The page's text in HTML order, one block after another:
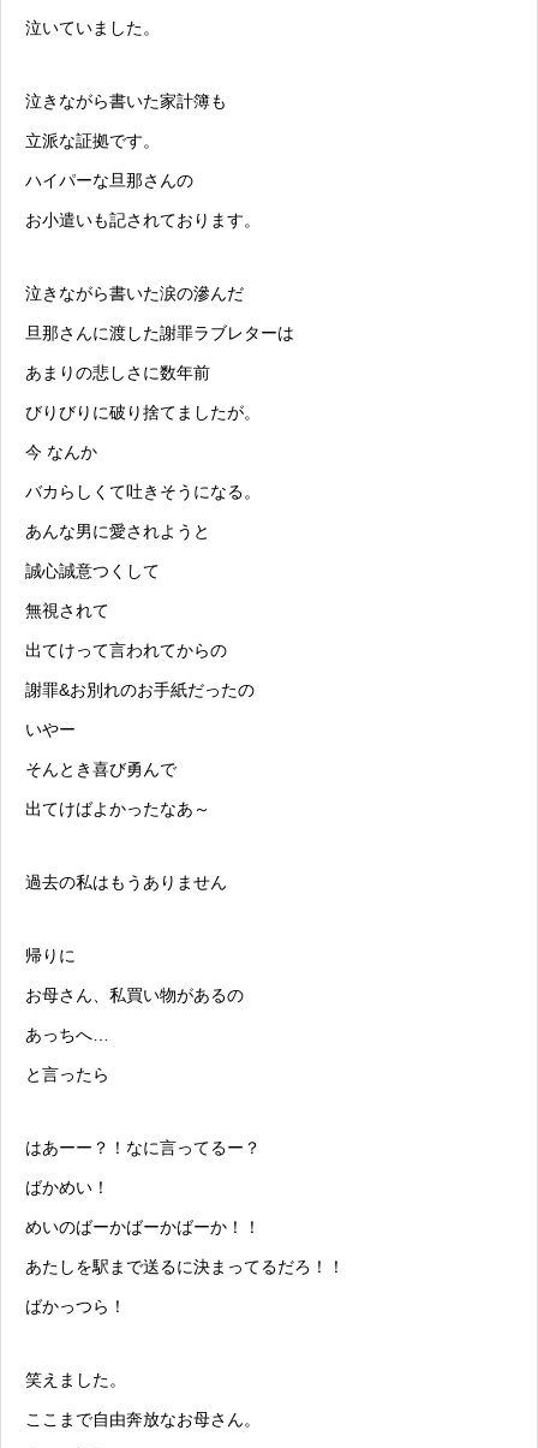
泣いていました。
泣きながら書いた家計簿も
立派な証拠です。
ハイパーな旦那さんの
お小遣いも記されております。
泣きながら書いた涙の滲んだ
旦那さんに渡した謝罪ラブレターは
あまりの悲しさに数年前
びりびりに破り捨てましたが。
今 なんか
バカらしくて吐きそうになる。
あんな男に愛されようと
誠心誠意つくして
無視されて
出てけって言われてからの
謝罪&お別れのお手紙だったの
いやー
そんとき喜び勇んで
出てけばよかったなあ～
過去の私はもうありません
帰りに
お母さん、私買い物があるの
あっちへ…
と言ったら
はあーー？！なに言ってるー？
ばかめい！
めいのばーかばーかばーか！！
あたしを駅まで送るに決まってるだろ！！
ばかっつら！
笑えました。
ここまで自由奔放なお母さん。